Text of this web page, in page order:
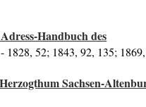
Handbuch des
- 1828, 52; 1843, 92, 135; 1869,
Sachsen-